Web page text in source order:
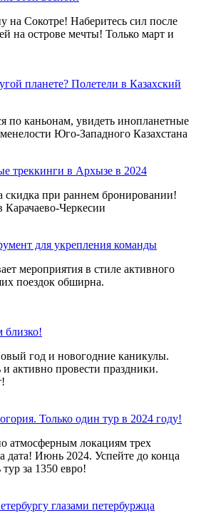
на Сокотре! Наберитесь сил после
на острове мечты! Только март и
планете? Полетели в Казахский
по каньонам, увидеть инопланетные
Юго-Западного Казахстана
треккинги в Архызе в 2024
при раннем бронировании!
Карачаево-Черкесии
для укрепления команды
мероприятия в стиле активного
поездок обширна.
близко!
год и новогодние каникулы.
и активно провести праздники.
Только один тур в 2024 году!
атмосферным локациям трех
дата! Июнь 2024. Успейте до конца
за 1350 евро!
глазами петербуржца